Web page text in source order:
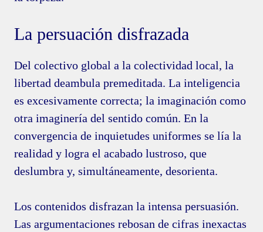
La persuación disfrazada
Del colectivo global a la colectividad local, la
libertad deambula premeditada. La inteligencia
es excesivamente correcta; la imaginación como
otra imaginería del sentido común. En la
convergencia de inquietudes uniformes se lía la
realidad y logra el acabado lustroso, que
deslumbra y, simultáneamente, desorienta.
Los contenidos disfrazan la intensa persuasión.
Las argumentaciones rebosan de cifras inexactas